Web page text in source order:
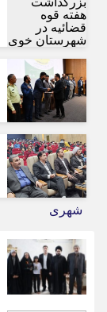
ایتا
آپارات
اپلیکیشن
مرا به خاطر بسپار
شهری